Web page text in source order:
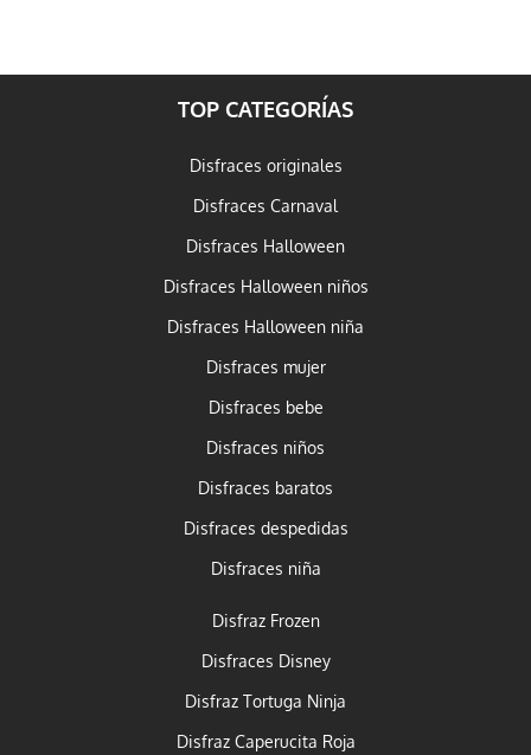
TOP CATEGORÍAS
Disfraces originales
Disfraces Carnaval
Disfraces Halloween
Disfraces Halloween niños
Disfraces Halloween niña
Disfraces mujer
Disfraces bebe
Disfraces niños
Disfraces baratos
Disfraces despedidas
Disfraces niña
Disfraz Frozen
Disfraces Disney
Disfraz Tortuga Ninja
Disfraz Caperucita Roja